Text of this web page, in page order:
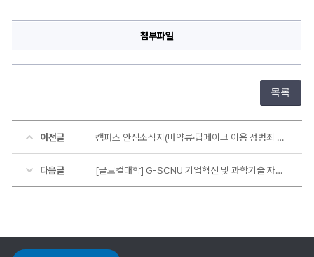
첨부파일
목록
이전글 캠퍼스 안심소식지(마약류·딥페이크 이용 성범죄 예방) 안내
다음글 [글로컬대학] G-SCNU 기업혁신 및 과학기술 자문위원 모집 공고